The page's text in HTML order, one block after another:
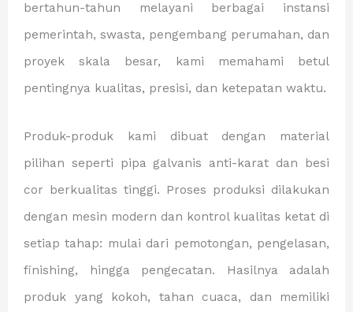
bertahun-tahun melayani berbagai instansi
pemerintah, swasta, pengembang perumahan, dan
proyek skala besar, kami memahami betul
pentingnya kualitas, presisi, dan ketepatan waktu.
Produk-produk kami dibuat dengan material
pilihan seperti pipa galvanis anti-karat dan besi
cor berkualitas tinggi. Proses produksi dilakukan
dengan mesin modern dan kontrol kualitas ketat di
setiap tahap: mulai dari pemotongan, pengelasan,
finishing, hingga pengecatan. Hasilnya adalah
produk yang kokoh, tahan cuaca, dan memiliki